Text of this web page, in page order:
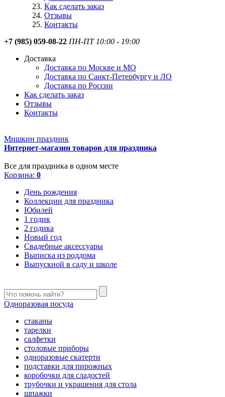
Как сделать заказ
Отзывы
Контакты
+7 (985) 059-08-22 ПН-ПТ 10:00 - 19:00
Доставка
Доставка по Москве и МО
Доставка по Санкт-Петербургу и ЛО
Доставка по России
Как сделать заказ
Отзывы
Контакты
Мишкин праздник
Интернет-магазин товаров для праздника
Все для праздника в одном месте
Корзина: 0
День рождения
Коллекции для праздника
Юбилей
1 годик
2 годика
Новый год
Свадебные аксессуары
Выписка из роддома
Выпускной в саду и школе
Одноразовая посуда
стаканы
тарелки
салфетки
столовые приборы
одноразовые скатерти
подставки для пирожных
коробочки для сладостей
трубочки и украшения для стола
шпажки